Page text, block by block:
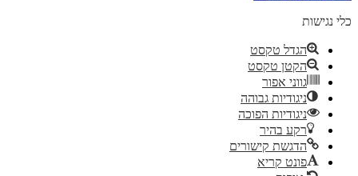
כלי נגישות
הגדל טקסט
הקטן טקסט
גווני אפור
ניגודיות גבוהה
ניגודיות הפוכה
רקע בהיר
הדגשת קישורים
פונט קריא